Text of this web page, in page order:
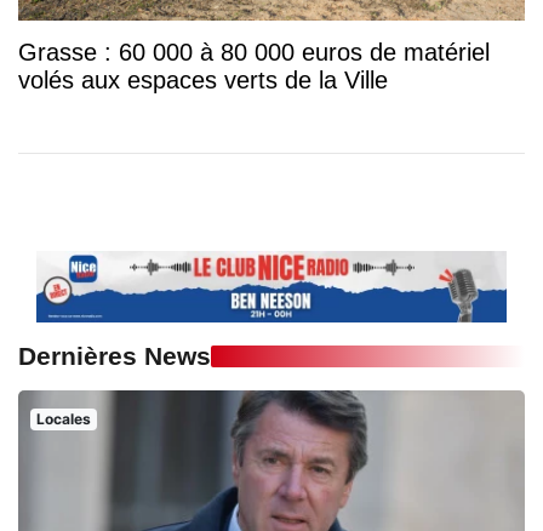
Grasse : 60 000 à 80 000 euros de matériel
volés aux espaces verts de la Ville
Dernières News
Locales